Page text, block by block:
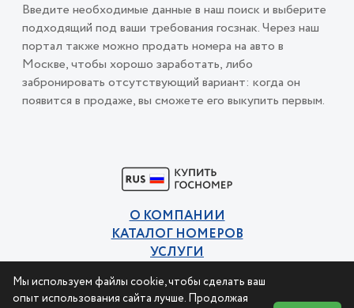
Введите необходимые данные в наш поиск и выберите
подходящий под ваши требования госзнак. Через наш
портал также можно продать номера на авто в
Москве, чтобы хорошо заработать, либо
забронировать отсутствующий вариант: когда он
появится в продаже, вы сможете его выкупить первым.
Мы используем файлы cookie, чтобы сделать ваш
опыт использования сайта лучше. Продолжая
О КОМПАНИИ
КАТАЛОГ НОМЕРОВ
УСЛУГИ
Политика конфиденциальности